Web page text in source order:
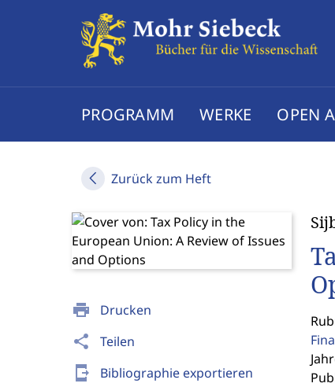
PROGRAMM WERKE OPEN
Zurück zum Heft
print Drucken
share Teilen
send_to_mobile Bibliographie exportieren